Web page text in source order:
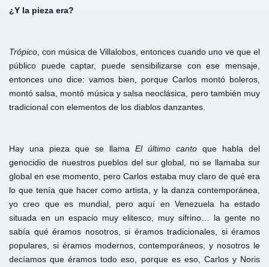
¿Y la pieza era?
Trópico , con música de Villalobos, entonces cuando uno ve que el
público puede captar, puede sensibilizarse con ese mensaje,
entonces uno dice: vamos bien, porque Carlos montó boleros,
montó salsa, montó música y salsa neoclásica, pero también muy
tradicional con elementos de los diablos danzantes.
Hay una pieza que se llama El último canto que habla del
genocidio de nuestros pueblos del sur global, no se llamaba sur
global en ese momento, pero Carlos estaba muy claro de qué era
lo que tenía que hacer como artista, y la danza contemporánea,
yo creo que es mundial, pero aquí en Venezuela ha estado
situada en un espacio muy elitesco, muy sifrino… la gente no
sabía qué éramos nosotros, si éramos tradicionales, si éramos
populares, si éramos modernos, contemporáneos, y nosotros le
decíamos que éramos todo eso, porque es eso, Carlos y Noris